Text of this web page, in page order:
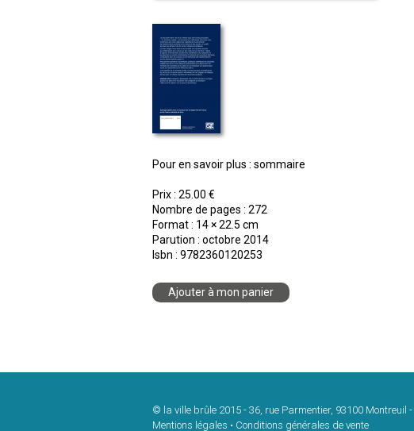
Pour en savoir plus : sommaire
Prix : 25.00 €
Nombre de pages : 272
Format : 14 × 22.5 cm
Parution : octobre 2014
Isbn : 9782360120253
Ajouter à mon panier
© la ville brûle 2015 - 36, rue Parmentier, 93100 Montreuil -
Mentions légales • Conditions générales de vente